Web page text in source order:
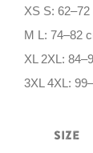
XS S: 62–72
M L: 74–82
XL 2XL:
3XL 4XL:
Size